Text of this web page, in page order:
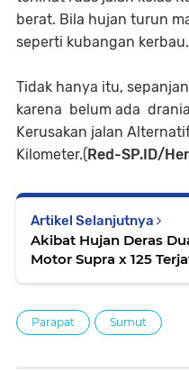
berat. Bila hujan turun
seperti kubangan kerbau.
Tidak hanya itu,
karena belum ada
Kerusakan jalan
Kilometer.(Red-SP.ID/
Artikel Selanjutnya
Akibat Hujan Deras
Motor Supra x 125
Parapat Sumut